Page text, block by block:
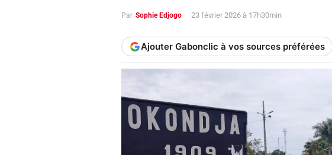
Par Sophie Edjogo 23 février 2026 à 17h30min
Ajouter Gabonclic à vos sources préférées